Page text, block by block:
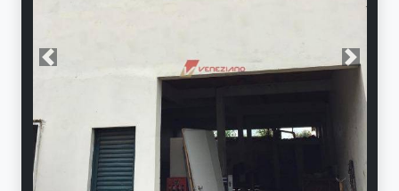
Anterior Próxima